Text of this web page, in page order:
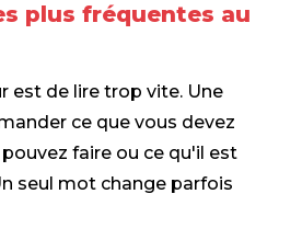
plus fréquentes au
est de lire trop vite. Une
ce que vous devez
faire ou ce qu'il est
seul mot change parfois